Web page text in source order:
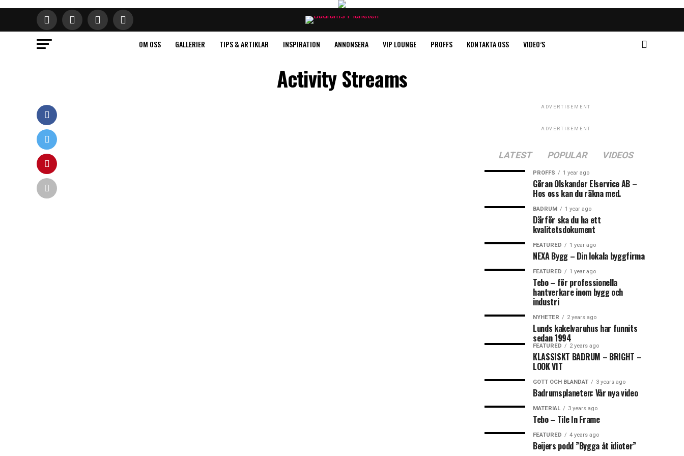
OM OSS GALLERIER TIPS & ARTIKLAR INSPIRATION ANNONSERA VIP LOUNGE PROFFS KONTAKTA OSS VIDEO’S
Activity Streams
ADVERTISEMENT
ADVERTISEMENT
LATEST POPULAR VIDEOS
PROFFS 1 year ago
Göran Olskander Elservice AB –
Hos oss kan du räkna med.
BADRUM 1 year ago
Därför ska du ha ett
kvalitetsdokument
FEATURED 1 year ago
NEXA Bygg – Din lokala byggfirma
FEATURED 1 year ago
Tebo – för professionella
hantverkare inom bygg och
industri
NYHETER 2 years ago
Lunds kakelvaruhus har funnits
sedan 1994
FEATURED 2 years ago
KLASSISKT BADRUM – BRIGHT –
LOOK VIT
GOTT OCH BLANDAT 3 years ago
Badrumsplaneten: Vår nya video
MATERIAL 3 years ago
Tebo – Tile In Frame
FEATURED 4 years ago
Beijers podd ”Bygga åt idioter”